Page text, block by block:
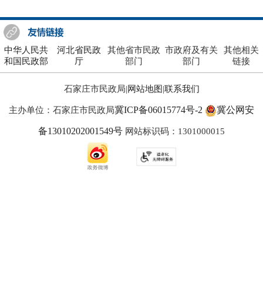
中华人民共
和国民政部
河北省民政
厅
其他省市民政
部门
市政府及有关
部门
其他相关
链接
石家庄市民政局|网站地图|联系我们
主办单位：石家庄市民政局冀ICP备06015774号-2 冀公网安
备13010202001549号 网站标识码：1301000015